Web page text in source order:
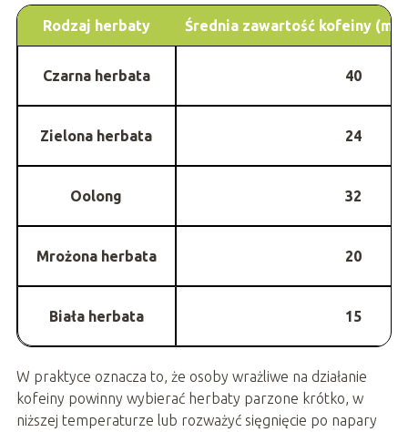
Rodzaj herbaty Średnia zawartość kofeiny
Czarna herbata 40
Zielona herbata 24
Oolong 32
Mrożona herbata 20
Biała herbata 15
W praktyce oznacza to, że osoby wrażliwe na działanie
kofeiny powinny wybierać herbaty parzone krótko, w
niższej temperaturze lub rozważyć sięgnięcie po napary